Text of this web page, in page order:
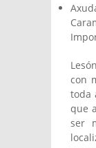
con
toda
que
ser